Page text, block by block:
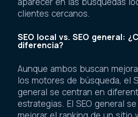
clientes cercanos.
SEO local vs. SEO general:
diferencia?
Aunque ambos buscan
los motores de búsqueda, el
general se centran en
estrategias. El SEO general